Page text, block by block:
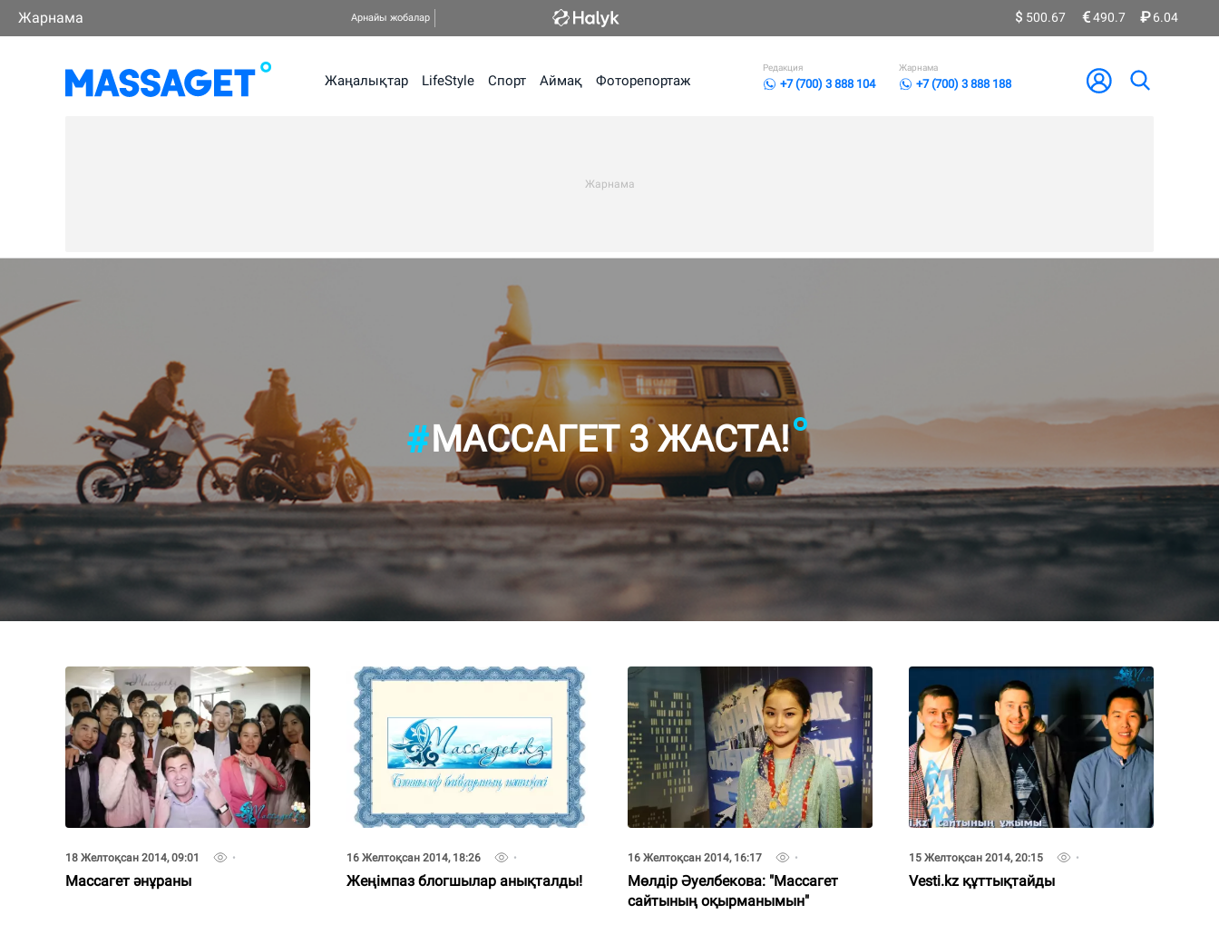
Жарнама Арнайы жобалар 500.67 490.7 6.04
Жаңалықтар LifeStyle Спорт Аймақ Фоторепортаж
Редакция
+7 (700) 3 888 104
Жарнама
+7 (700) 3 888 188
МАССАГЕТ 3 ЖАСТА!
18 Желтоқсан 2014, 09:01
Массагет әнұраны
16 Желтоқсан 2014, 18:26
Жеңімпаз блогшылар анықталды!
16 Желтоқсан 2014, 16:17
Мөлдір Әуелбекова: "Массагет
сайтының оқырманымын"
15 Желтоқсан 2014, 20:15
Vesti.kz құттықтайды